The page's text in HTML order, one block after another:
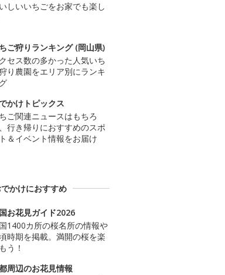
しいいちごをお家でも楽し
ご狩りランキング (岡山県)
セス数の多かった人気いち
り農園をエリア別にランキ
かけトピックス
ご関連ニュースはもちろ
行き帰りにおすすめのスポ
＆イベント情報をお届け
かけにおすすめ
お花見ガイド2026
1400カ所の桜名所の情報や
時期を掲載。満開の桜を楽
う！
周辺のお花見情報